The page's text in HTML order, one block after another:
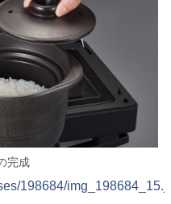
完成
198684/